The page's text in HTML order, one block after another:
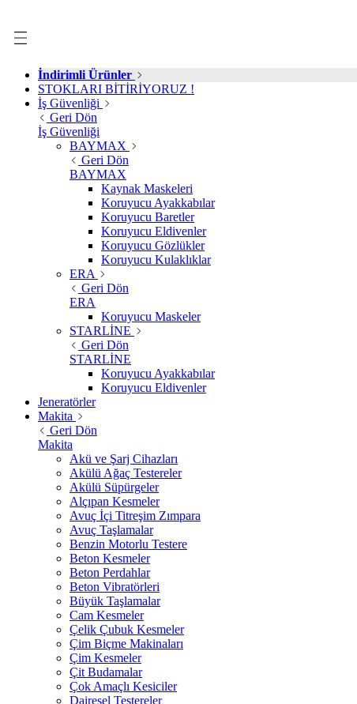
İndirimli Ürünler
STOKLARI BİTİRİYORUZ !
İş Güvenliği
Geri Dön
İş Güvenliği
BAYMAX
Geri Dön
BAYMAX
Kaynak Maskeleri
Koruyucu Ayakkabılar
Koruyucu Baretler
Koruyucu Eldivenler
Koruyucu Gözlükler
Koruyucu Kulaklıklar
ERA
Geri Dön
ERA
Koruyucu Maskeler
STARLİNE
Geri Dön
STARLİNE
Koruyucu Ayakkabılar
Koruyucu Eldivenler
Jeneratörler
Makita
Geri Dön
Makita
Akü ve Şarj Cihazları
Akülü Ağaç Testereler
Akülü Süpürgeler
Alçıpan Kesmeler
Avuç İçi Titreşim Zımpara
Avuç Taşlamalar
Benzin Motorlu Testere
Beton Kesmeler
Beton Perdahlar
Beton Vibratörleri
Büyük Taşlamalar
Cam Kesmeler
Çelik Çubuk Kesmeler
Çim Biçme Makinaları
Çim Kesmeler
Çit Budamalar
Çok Amaçlı Kesiciler
Dairesel Testereler